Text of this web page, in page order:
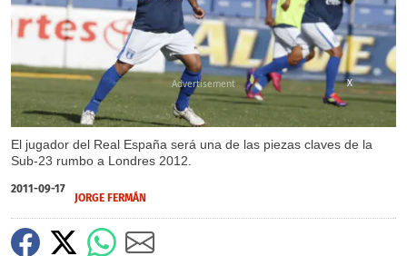
El jugador del Real España será una de las piezas claves de la
Sub-23 rumbo a Londres 2012.
X
2011-09-17
JORGE FERMÁN